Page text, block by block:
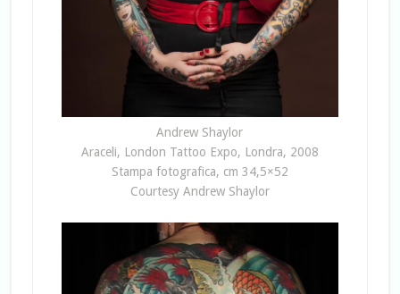
Andrew Shaylor
Araceli, London Tattoo Expo, Londra, 2008
Stampa fotografica, cm 34,5×52
Courtesy Andrew Shaylor